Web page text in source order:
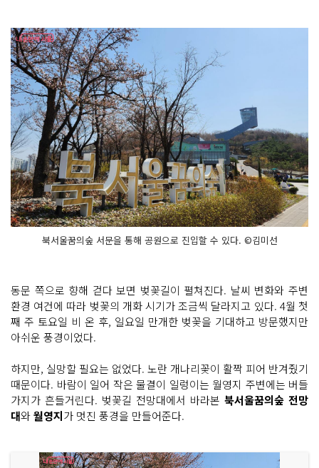
북서울꿈의숲 서문을 통해 공원으로 진입할 수 있다. ©김미선
동문 쪽으로 향해 걷다 보면 벚꽃길이 펼쳐진다. 날씨 변화와 주변
환경 여건에 따라 벚꽃의 개화 시기가 조금씩 달라지고 있다. 4월 첫
째 주 토요일 비 온 후, 일요일 만개한 벚꽃을 기대하고 방문했지만
아쉬운 풍경이었다.
하지만, 실망할 필요는 없었다. 노란 개나리꽃이 활짝 피어 반겨줬기
때문이다. 바람이 일어 작은 물결이 일렁이는 월영지 주변에는 버들
가지가 흔들거린다. 벚꽃길 전망대에서 바라본 북서울꿈의숲 전망
대와월영지가 멋진 풍경을 만들어준다.